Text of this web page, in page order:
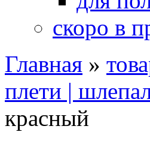
скоро в
Главная »
плети |
красный